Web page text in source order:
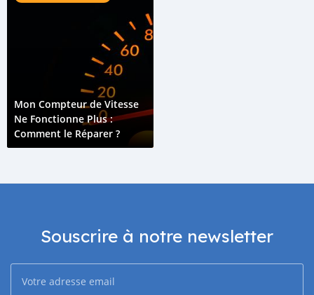
Mon Compteur de Vitesse
Ne Fonctionne Plus :
Comment le Réparer ?
Souscrire à notre newsletter